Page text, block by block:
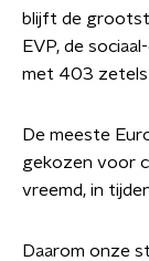
blijft de
EVP, de
met 403 zetels
De meeste
gekozen voor
vreemd, in
Daarom onze